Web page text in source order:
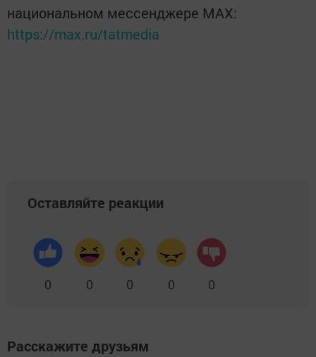
национальном мессенджере MАХ:
https://max.ru/tatmedia
Оставляйте реакции
0 0 0 0 0
Расскажите друзьям